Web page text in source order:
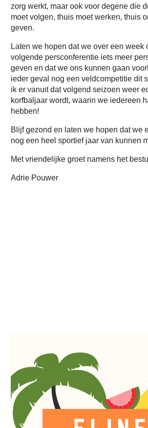
zorg werkt, maar ook voor degene die
moet volgen, thuis moet werken, thuis
geven.
Laten we hopen dat we over een week
volgende persconferentie iets meer
geven en dat we ons kunnen gaan
ieder geval nog een veldcompetitie dit
ik er vanuit dat volgend seizoen weer
korfbaljaar wordt, waarin we iedereen
hebben!
Blijf gezond en laten we hopen dat we
nog een heel sportief jaar van kunnen
Met vriendelijke groet namens het
Adrie Pouwer